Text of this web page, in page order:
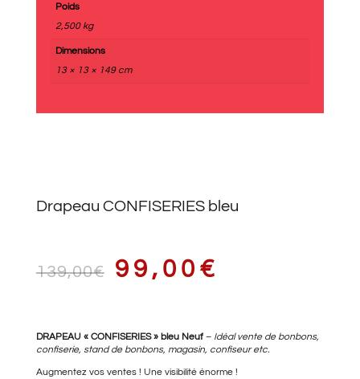
Poids
2,500 kg
Dimensions
13 × 13 × 149 cm
Drapeau CONFISERIES bleu
139,00€ LE
PRIX
99,00 €
PRIX
DRAPEAU « CONFISERIES » bleu Neuf– Idéal vente de bonbons,
confiserie, stand de bonbons, magasin, confiseur etc.
Augmentez vos ventes ! Une visibilité énorme !